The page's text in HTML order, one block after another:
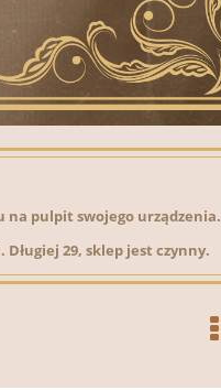
na pulpit swojego urządzenia.
29, sklep jest czynny.